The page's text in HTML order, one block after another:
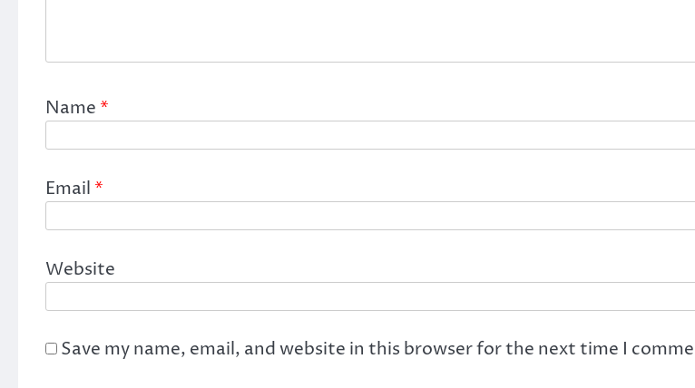
Name *
Email *
Website
Save my name, email, and website in this browser for the next time I